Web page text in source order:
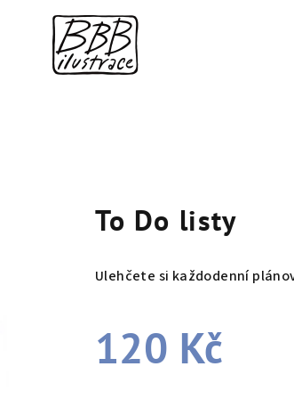
To Do listy
Ulehčete si každodenní
120 Kč